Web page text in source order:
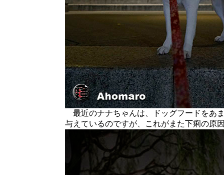
最近のナナちゃんは、ドッグフードをあ
与えているのですが、これがまた下痢の原